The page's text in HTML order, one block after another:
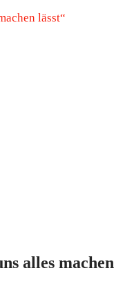
alles machen